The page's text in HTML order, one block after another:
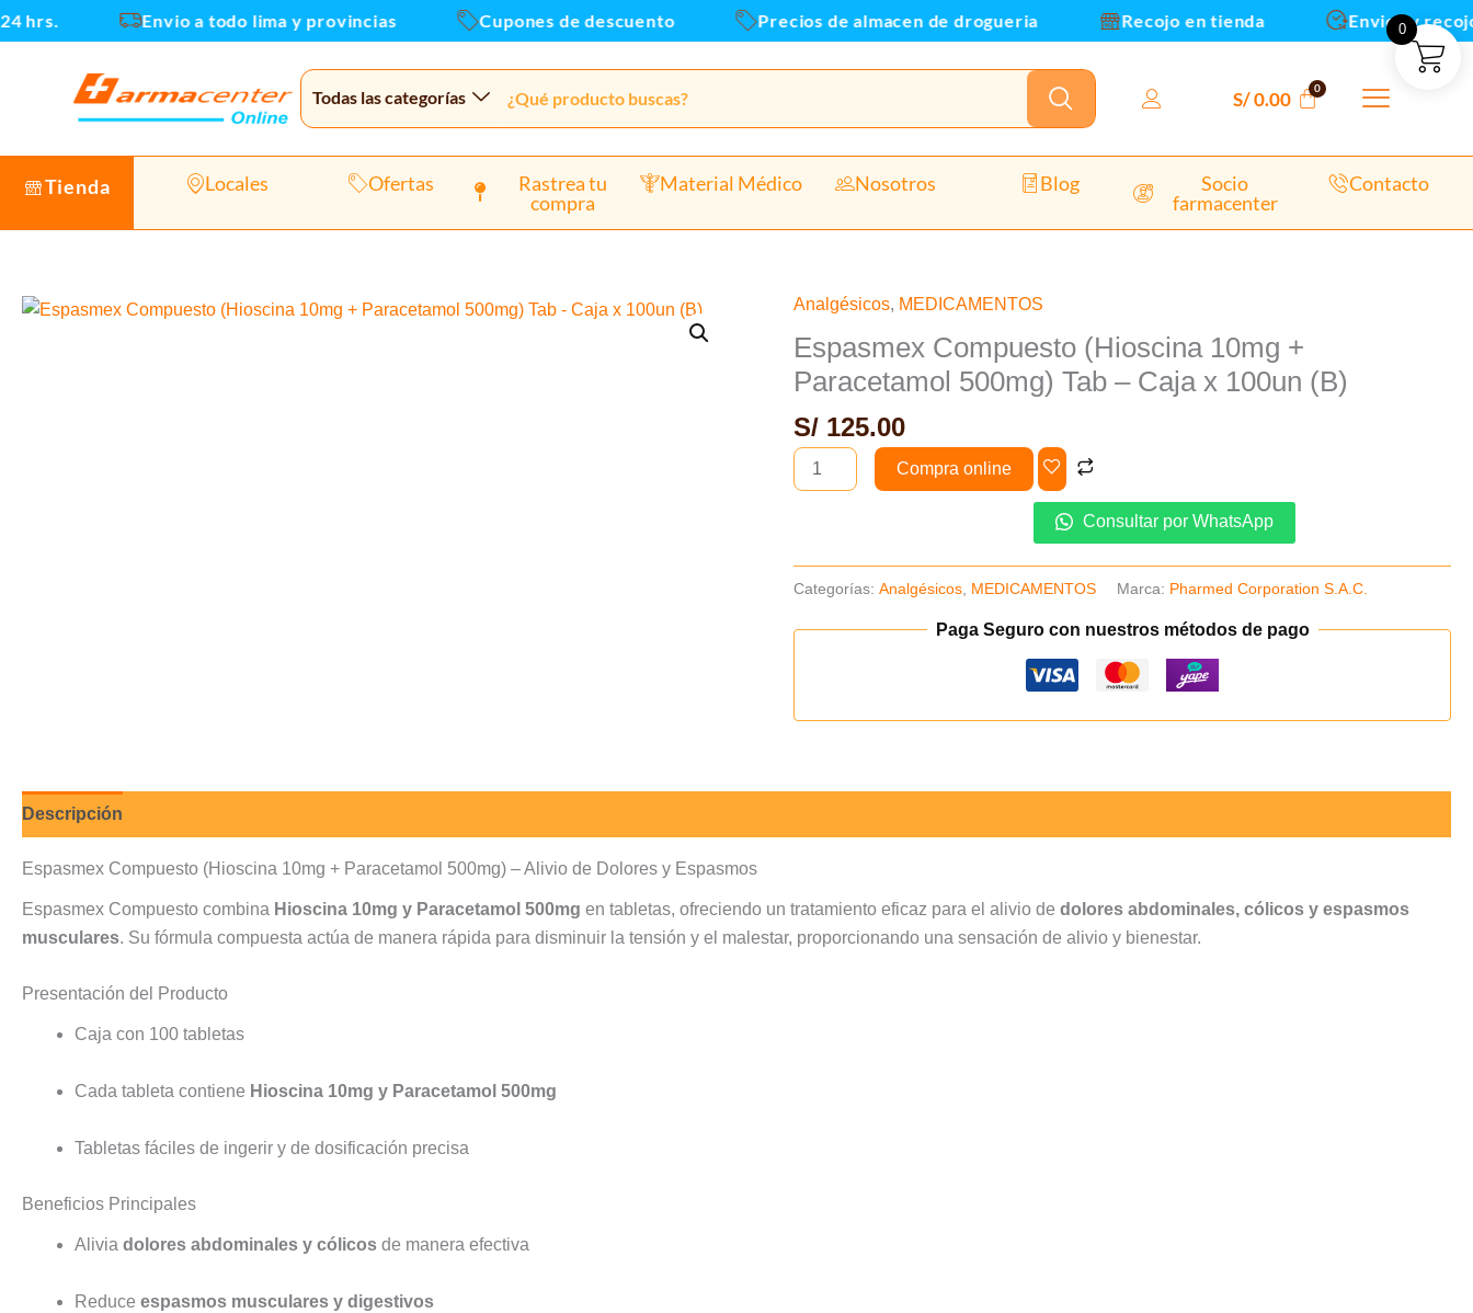
Ir
al
Envio a todo lima y provincias Cupones de descuento Precios de almacen de drogueria Recojo en tienda Envios y recojo
Todas las categorías S/0.00
Tienda Locales Ofertas
Rastrea tu
compra
Material Médico Nosotros Blog
Socio
farmacenter
Contacto
Analgésicos, MEDICAMENTOS
Espasmex Compuesto (Hioscina 10mg +
Paracetamol 500mg) Tab – Caja x 100un (B)
S/ 125.00
Espasmex
Compuesto
(Hioscina
10mg
+
Paracetamol
500mg)
Caja
x
Compra online
Consultar por WhatsApp
Categorías:Analgésicos MEDICAMENTOS Marca: Pharmed Corporation S.A.C.
Paga Seguro con nuestros métodos de pago
Descripción
Espasmex Compuesto (Hioscina 10mg + Paracetamol 500mg) – Alivio de Dolores y Espasmos
Espasmex Compuesto combina Hioscina 10mg y Paracetamol 500mg en tabletas, ofreciendo un tratamiento eficaz para el alivio de dolores abdominales, cólicos y espasmos
musculares. Su fórmula compuesta actúa de manera rápida para disminuir la tensión y el malestar, proporcionando una sensación de alivio y bienestar.
Presentación del Producto
Caja con 100 tabletas
Cada tableta contiene Hioscina 10mg y Paracetamol 500mg
Tabletas fáciles de ingerir y de dosificación precisa
Beneficios Principales
Alivia dolores abdominales y cólicos de manera efectiva
Reduce espasmos musculares y digestivos
0
500mg)
(B)
cantidad